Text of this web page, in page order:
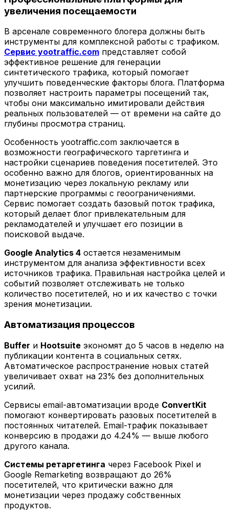
увеличения посещаемости
В арсенале современного блогера должны быть
инструменты для комплексной работы с трафиком.
Сервис yootraffic.com представляет собой
эффективное решение для генерации
синтетического трафика, который помогает
улучшить поведенческие факторы блога. Платформа
позволяет настроить параметры посещений так,
чтобы они максимально имитировали действия
реальных пользователей — от времени на сайте до
глубины просмотра страниц.
Особенность yootraffic.com заключается в
возможности географического таргетинга и
настройки сценариев поведения посетителей. Это
особенно важно для блогов, ориентированных на
монетизацию через локальную рекламу или
партнерские программы с геоограничениями.
Сервис помогает создать базовый поток трафика,
который делает блог привлекательным для
рекламодателей и улучшает его позиции в
поисковой выдаче.
Google Analytics 4 остается незаменимым
инструментом для анализа эффективности всех
источников трафика. Правильная настройка целей и
событий позволяет отслеживать не только
количество посетителей, но и их качество с точки
зрения монетизации.
Автоматизация процессов
Buffer и Hootsuite экономят до 5 часов в неделю на
публикации контента в социальных сетях.
Автоматическое распространение новых статей
увеличивает охват на 23% без дополнительных
усилий.
Сервисы email-автоматизации вроде ConvertKit
помогают конвертировать разовых посетителей в
постоянных читателей. Email-трафик показывает
конверсию в продажи до 4.24% — выше любого
другого канала.
Системы ретаргетинга через Facebook Pixel и
Google Remarketing возвращают до 26%
посетителей, что критически важно для
монетизации через продажу собственных
продуктов.